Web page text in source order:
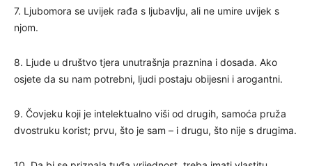
7. Ljubomora se uvijek rađa s ljubavlju, ali ne umire uvijek s
njom.
8. Ljude u društvo tjera unutrašnja praznina i dosada. Ako
osjete da su nam potrebni, ljudi postaju obijesni i arogantni.
9. Čovjeku koji je intelektualno viši od drugih, samoća pruža
dvostruku korist; prvu, što je sam – i drugu, što nije s drugima.